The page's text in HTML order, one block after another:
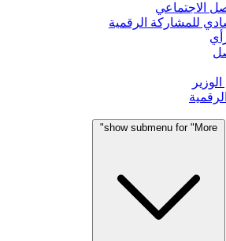
الاجتماعي
للمشاركة الرقمية
show submenu for "More"